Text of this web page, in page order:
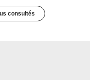
consultés